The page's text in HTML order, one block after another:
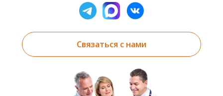
Связаться с нами